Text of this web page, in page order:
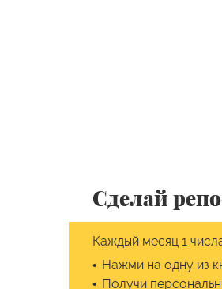
Сделай
Каждый месяц 1
Нажми на одну из
Получи